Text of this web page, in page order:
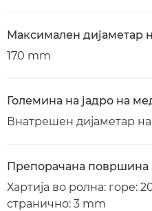
Максимален дијаметар
170 mm
Големина на јадро на
Внатрешен дијаметар на
Препорачана површина
Хартија во ролна: горе:
странично: 3 mm